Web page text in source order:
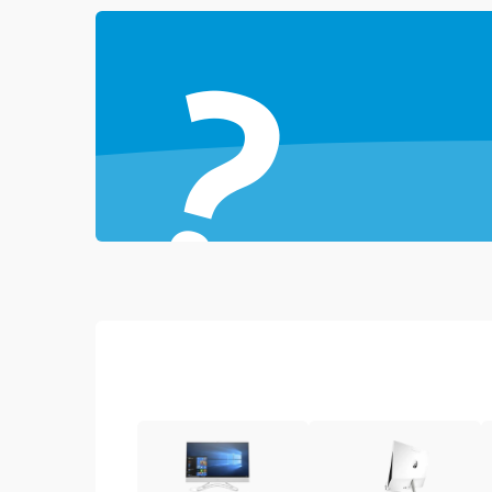
Поломка видеокарты
Неисправность процессора
Повреждение жесткого диска (HDD / SSD)
Поломка батареи (если есть)
?